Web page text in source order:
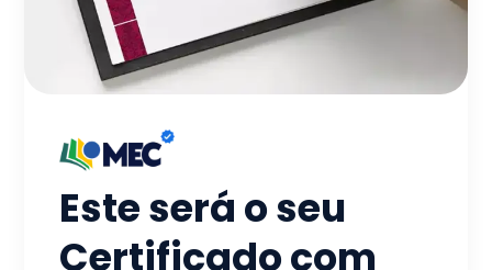
Este será o seu
Certificado com